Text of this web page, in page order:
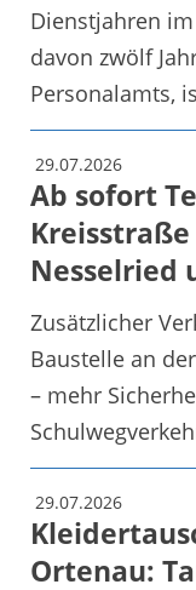
Dienstjahren
davon zwölf
Personalamts,
29.07.2026
Ab sofort
Kreisstraße
Nesselried
Zusätzlicher
Baustelle an
– mehr
29.07.2026
Ortenau: